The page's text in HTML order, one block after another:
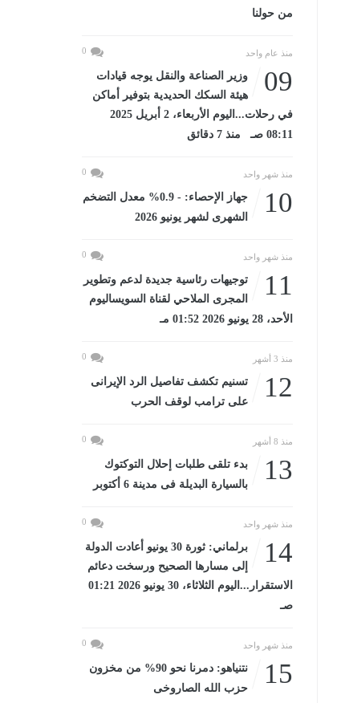
من حولنا
منذ عام واحد 0
09
وزير الصناعة والنقل يوجه قيادات
هيئة السكك الحديدية بتوفير أماكن
في رحلات...اليوم الأربعاء، 2 أبريل 2025
08:11 صـ منذ 7 دقائق
منذ شهر واحد 0
10
جهاز الإحصاء: - 0.9% معدل التضخم
الشهرى لشهر يونيو 2026
منذ شهر واحد 0
11
توجيهات رئاسية جديدة لدعم وتطوير
المجرى الملاحي لقناة السويساليوم
الأحد، 28 يونيو 2026 01:52 مـ
منذ 3 أشهر 0
12
تسنيم تكشف تفاصيل الرد الإيرانى
على ترامب لوقف الحرب
منذ 8 أشهر 0
13
بدء تلقى طلبات إحلال التوكتوك
بالسيارة البديلة فى مدينة 6 أكتوبر
منذ شهر واحد 0
14
برلماني: ثورة 30 يونيو أعادت الدولة
إلى مسارها الصحيح ورسخت دعائم
الاستقرار...اليوم الثلاثاء، 30 يونيو 2026 01:21
صـ
منذ شهر واحد 0
15
نتنياهو: دمرنا نحو 90% من مخزون
حزب الله الصاروخى